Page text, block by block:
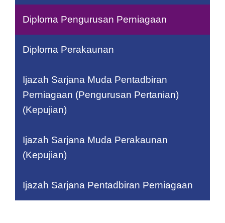
Diploma Pengurusan Perniagaan
Diploma Perakaunan
Ijazah Sarjana Muda Pentadbiran
Perniagaan (Pengurusan Pertanian)
(Kepujian)
Ijazah Sarjana Muda Perakaunan
(Kepujian)
Ijazah Sarjana Pentadbiran Perniagaan